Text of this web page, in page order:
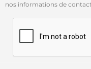
nos informations de